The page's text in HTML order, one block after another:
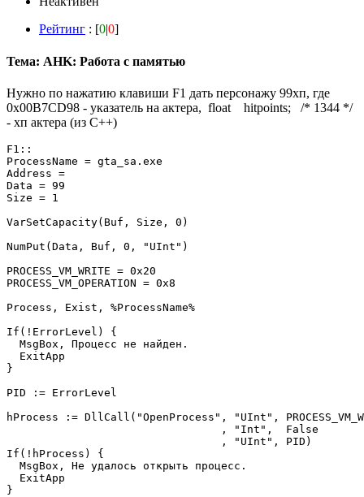
Рейтинг : [0|0]
Тема: AHK: Работа с памятью
Нужно по нажатию клавиши F1 дать персонажу 99хп, где
0x00B7CD98 - указатель на актера, float hitpoints; /* 1344 */
- хп актера (из С++)
F1::
ProcessName = gta_sa.exe
Address =
Data = 99
Size = 1
VarSetCapacity(Buf, Size, 0)
NumPut(Data, Buf, 0, "UInt")
PROCESS_VM_WRITE = 0x20
PROCESS_VM_OPERATION = 0x8
Process, Exist, %ProcessName%
If(!ErrorLevel) {
  MsgBox, Процесс не найден.
  ExitApp
}
PID := ErrorLevel
hProcess := DllCall("OpenProcess", "UInt",
                                 , "Int",  False
                                 , "UInt", PID)
If(!hProcess) {
  MsgBox, Не удалось открыть процесс.
  ExitApp
}